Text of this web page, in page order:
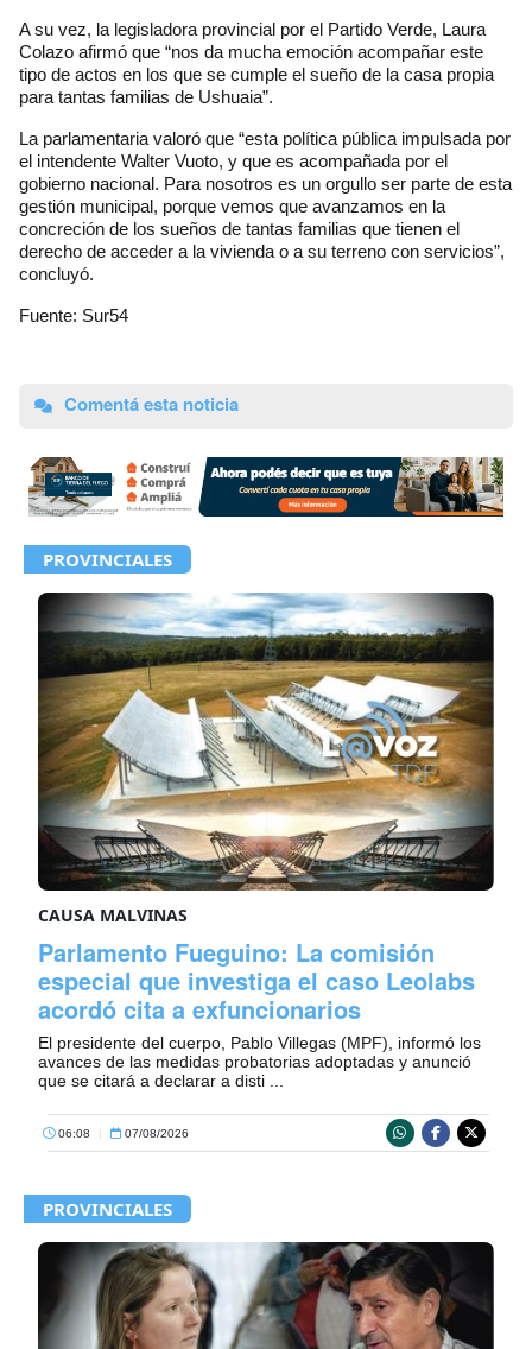
A su vez, la legisladora provincial por el Partido Verde, Laura
Colazo afirmó que “nos da mucha emoción acompañar este
tipo de actos en los que se cumple el sueño de la casa propia
para tantas familias de Ushuaia”.
La parlamentaria valoró que “esta política pública impulsada por
el intendente Walter Vuoto, y que es acompañada por el
gobierno nacional. Para nosotros es un orgullo ser parte de esta
gestión municipal, porque vemos que avanzamos en la
concreción de los sueños de tantas familias que tienen el
derecho de acceder a la vivienda o a su terreno con servicios”,
concluyó.
Fuente: Sur54
Comentá esta noticia
PROVINCIALES
CAUSA MALVINAS
Parlamento Fueguino: La comisión
especial que investiga el caso Leolabs
acordó cita a exfuncionarios
El presidente del cuerpo, Pablo Villegas (MPF), informó los
avances de las medidas probatorias adoptadas y anunció
que se citará a declarar a disti ...
06:08 | 07/08/2026
PROVINCIALES